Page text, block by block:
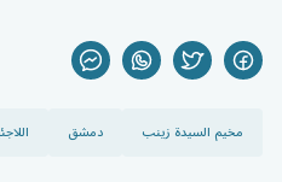
مخيم السيدة زينب دمشق